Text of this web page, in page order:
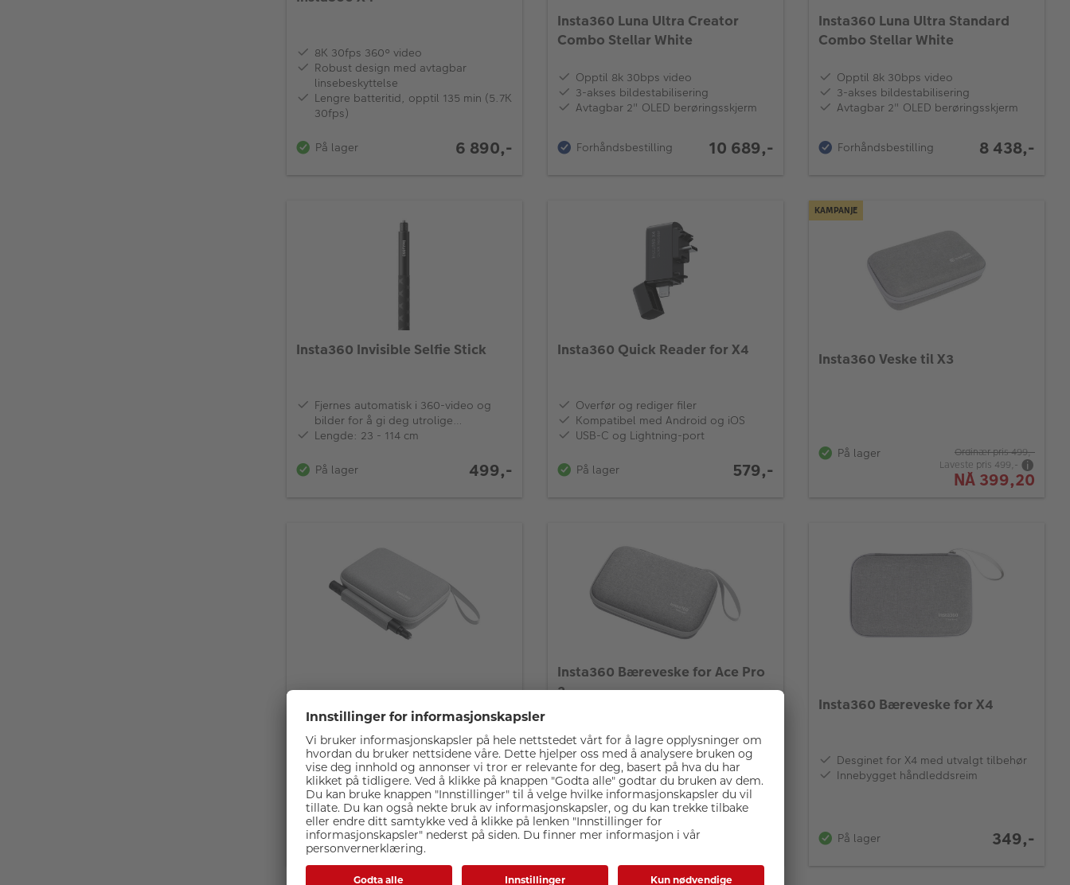
8K 30fps 360° video
Robust design med avtagbar
linsebeskyttelse
Lengre batteritid, opptil 135 min (5.7K
30fps)
På lager 6 890,-
Insta360 Luna Ultra Creator
Combo Stellar White
Opptil 8k 30bps video
3-akses bildestabilisering
Avtagbar 2" OLED berøringsskjerm
Forhåndsbestilling 10 689,-
Insta360 Luna Ultra Standard
Combo Stellar White
Opptil 8k 30bps video
3-akses bildestabilisering
Avtagbar 2" OLED berøringsskjerm
Forhåndsbestilling 8 438,-
Insta360 Invisible Selfie Stick
Fjernes automatisk i 360-video og
bilder for å gi deg utrolige
tredjepersonsbilder og "umulige"
Lengde: 23 - 114 cm
På lager 499,-
Insta360 Quick Reader for X4
Overfør og rediger filer
Kompatibel med Android og iOS
USB-C og Lightning-port
På lager 579,-
KAMPANJE
Insta360 Veske til X3
På lager Ordinær pris499,-
Laveste pris 499,-
NÅ 399,20
Desginet for X5 med utvalgt tilbehør
Innebygget håndleddsreim
Eksteriør i hardskall med
vannavvisende stoffbelegg
På lager 359,-
Insta360 Bæreveske for Ace Pro
2
Insta360 Ace Pro 2 og tilbehør
Vannavvisende stoff på utsiden for å
beskytte mot lett regn og sprut
Kompakt og lett med glidelåslukking
og forsterket håndtak
På lager
Insta360 Bæreveske for X4
Desginet for X4 med utvalgt tilbehør
Innebygget håndleddsreim
På lager 349,-